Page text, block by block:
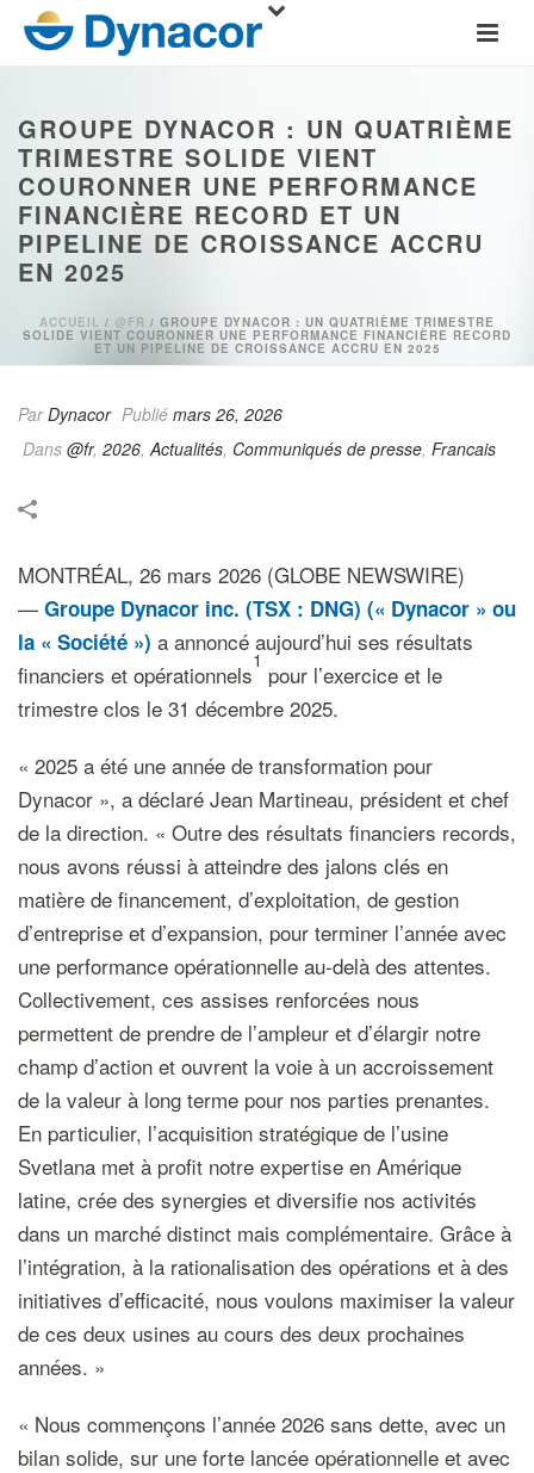
GROUPE DYNACOR : UN QUATRIÈME
TRIMESTRE SOLIDE VIENT
COURONNER UNE PERFORMANCE
FINANCIÈRE RECORD ET UN
PIPELINE DE CROISSANCE ACCRU
EN 2025
ACCUEIL / @FR / GROUPE DYNACOR : UN QUATRIÈME TRIMESTRE
SOLIDE VIENT COURONNER UNE PERFORMANCE FINANCIÈRE RECORD
ET UN PIPELINE DE CROISSANCE ACCRU EN 2025
ParDynacor Publié mars 26, 2026
Dans @fr, 2026,Actualités, Communiqués de presse, Francais
MONTRÉAL, 26 mars 2026 (GLOBE NEWSWIRE)
— Groupe Dynacor inc. (TSX : DNG) (« Dynacor » ou
la « Société ») a annoncé aujourd’hui ses résultats
financiers et opérationnels
1
pour l’exercice et le
trimestre clos le 31 décembre 2025.
« 2025 a été une année de transformation pour
Dynacor », a déclaré Jean Martineau, président et chef
de la direction. « Outre des résultats financiers records,
nous avons réussi à atteindre des jalons clés en
matière de financement, d’exploitation, de gestion
d’entreprise et d’expansion, pour terminer l’année avec
une performance opérationnelle au-delà des attentes.
Collectivement, ces assises renforcées nous
permettent de prendre de l’ampleur et d’élargir notre
champ d’action et ouvrent la voie à un accroissement
de la valeur à long terme pour nos parties prenantes.
En particulier, l’acquisition stratégique de l’usine
Svetlana met à profit notre expertise en Amérique
latine, crée des synergies et diversifie nos activités
dans un marché distinct mais complémentaire. Grâce à
l’intégration, à la rationalisation des opérations et à des
initiatives d’efficacité, nous voulons maximiser la valeur
de ces deux usines au cours des deux prochaines
années. »
« Nous commençons l’année 2026 sans dette, avec un
bilan solide, sur une forte lancée opérationnelle et avec